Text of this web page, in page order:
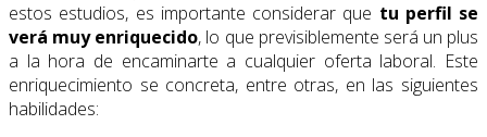
estos estudios, es importante considerar que tu perfil se
verá muy enriquecido, lo que previsiblemente será un plus
a la hora de encaminarte a cualquier oferta laboral. Este
enriquecimiento se concreta, entre otras, en las siguientes
habilidades: